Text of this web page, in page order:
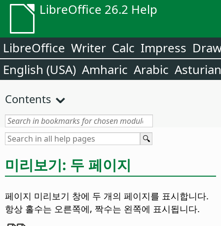
LibreOffice 26.2 Help
LibreOffice Writer Calc Impress
English (USA) Amharic Arabic Asturian
Contents
미리보기: 두 페이지
페이지 미리보기 창에 두 개의 페이지를 표시합니다.
항상 홀수는 오른쪽에, 짝수는 왼쪽에 표시됩니다.